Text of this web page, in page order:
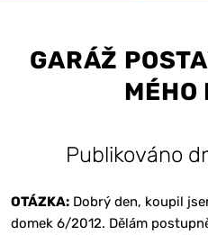
GARÁŽ
MÉHO
Publikováno
OTÁZKA:Dobrý den, koupil
domek 6/2012. Dělám